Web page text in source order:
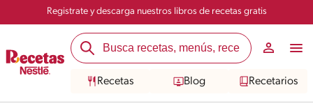
Registrate y descarga nuestros libros de recetas gratis
Recetas Blog Recetarios